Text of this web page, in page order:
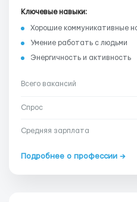
Ключевые навыки:
Хорошие коммуникативные
Умение работать с людьми
Энергичность и активность
Всего вакансий
Спрос
Средняя зарплата
Подробнее о профессии →